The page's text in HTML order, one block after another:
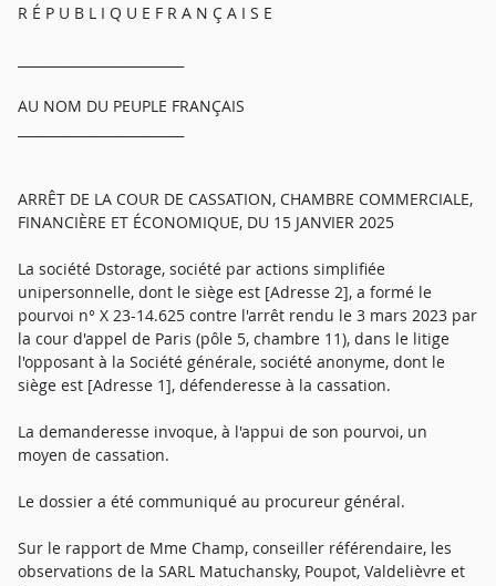
R É P U B L I Q U E F R A N Ç A I S E
AU NOM DU PEUPLE FRANÇAIS
ARRÊT DE LA COUR DE CASSATION, CHAMBRE COMMERCIALE,
FINANCIÈRE ET ÉCONOMIQUE, DU 15 JANVIER 2025
La société Dstorage, société par actions simplifiée
unipersonnelle, dont le siège est [Adresse 2], a formé le
pourvoi n° X 23-14.625 contre l'arrêt rendu le 3 mars 2023 par
la cour d'appel de Paris (pôle 5, chambre 11), dans le litige
l'opposant à la Société générale, société anonyme, dont le
siège est [Adresse 1], défenderesse à la cassation.
La demanderesse invoque, à l'appui de son pourvoi, un
moyen de cassation.
Le dossier a été communiqué au procureur général.
Sur le rapport de Mme Champ, conseiller référendaire, les
observations de la SARL Matuchansky, Poupot, Valdelièvre et